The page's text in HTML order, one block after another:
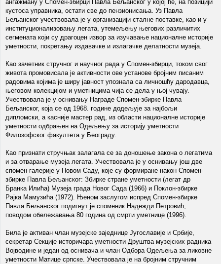
ангажману у Спомен-збирци Павла Бељанског у којој ће, на позицији
кустоса управника, остати све до пензионисања. Уз Павла
Бељанског учествовала је у организацији сталне поставке, као и у
институционализовању легата, утемељењу његових различитих
сегмената који су драгоцен извор за изучавање националне историје
уметности, покретању издавачке и излагачке делатности музеја.
Као зачетник стручног и научног рада у Спомен-збирци, током свог
живота промовисала је активности ове установе бројним писаним
радовима којима је ширу јавност упознала са личношћу дародавца,
његовом колекцијом и уметницима чија се дела у њој чувају.
Учествовала је у оснивању Награде Спомен-збирке Павла
Бељанског, која се од 1968. године додељује за најбољи
дипломски, а касније мастер рад, из области националне историје
уметности одбрањен на Одељењу за историју уметности
Филозофског факултета у Београду.
Као признати стручњак залагала се за доношење закона о легатима
и за отварање музеја легата. Учествовала је у оснивању још две
спомен-галерије у Новом Саду, које су формиране након Спомен-
збирке Павла Бељанског: Збирке стране уметности (легат др
Бранка Илића) Музеја града Новог Сада (1966) и Поклон-збирке
Рајка Мамузића (1972). Њеном заслугом испред Спомен-збирке
Павла Бељанског подигнут је споменик Надежди Петровић,
поводом обележавања 80 година од смрти уметнице (1996).
Била је активан члан музејске заједнице Југославије и Србије,
секретар Секције историчара уметности Друштва музејских радника
Војводине и један од оснивача и члан Одбора Одељења за ликовне
уметности Матице српске. Учествовала је на бројним стручним